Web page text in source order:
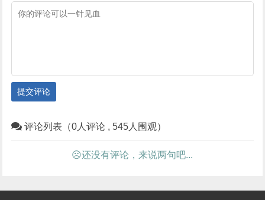
提交评论
评论列表（0人评论 , 545人围观）
☹还没有评论，来说两句吧...